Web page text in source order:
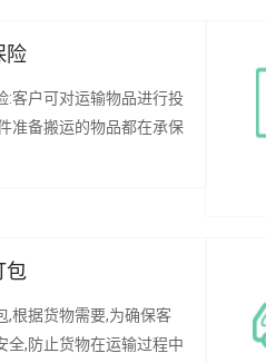
险
:客户可对运输物品进行投
准备搬运的物品都在承保
包
,根据货物需要,为确保客
全,防止货物在运输过程中